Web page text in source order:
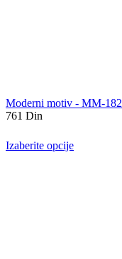
Moderni motiv - MM-182
761 Din
Izaberite opcije